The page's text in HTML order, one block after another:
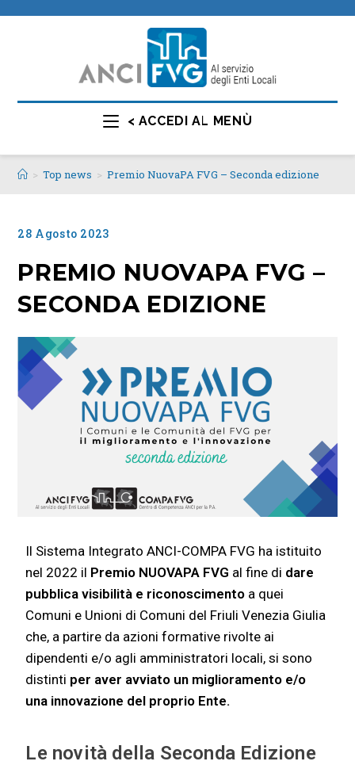
< ACCEDI AL MENÙ
> Top news > Premio NuovaPA FVG – Seconda edizione
28 Agosto 2023
PREMIO NUOVAPA FVG –
SECONDA EDIZIONE
Il Sistema Integrato ANCI-COMPA FVG ha istituito
nel 2022 il Premio NUOVAPA FVG al fine di dare
pubblica visibilità e riconoscimento a quei
Comuni e Unioni di Comuni del Friuli Venezia Giulia
che, a partire da azioni formative rivolte ai
dipendenti e/o agli amministratori locali, si sono
distinti per aver avviato un miglioramento e/o
una innovazione del proprio Ente.
Le novità della Seconda Edizione